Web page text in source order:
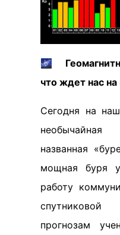
🌌
что ждет нас
Сегодня на
необычайная
названная
мощная буря
работу
прогнозам